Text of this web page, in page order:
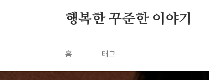
행복한 꾸준한 이야기
홈 태그